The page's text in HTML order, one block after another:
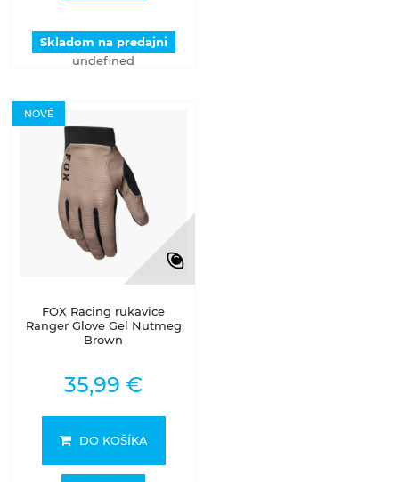
Skladom na predajni
undefined
NOVÉ
FOX Racing rukavice
Ranger Glove Gel Nutmeg
Brown
35,99 €
DO KOŠÍKA